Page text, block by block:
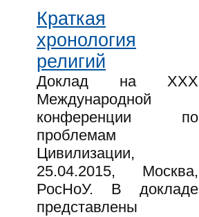
Краткая
хронология
религий
Доклад на XXX
Международной
конференции по
проблемам
Цивилизации,
25.04.2015, Москва,
РосНоУ. В докладе
представлены